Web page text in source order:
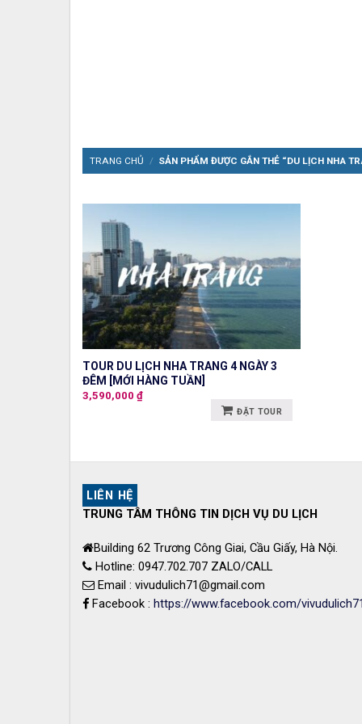
TRANG CHỦ / SẢN PHẨM ĐƯỢC GẮN THẺ “DU LỊCH NHA
TOUR DU LỊCH NHA TRANG 4 NGÀY 3
ĐÊM [MỚI HÀNG TUẦN]
3,590,000 ₫
ĐẶT TOUR
LIÊN HỆ
TRUNG TÂM THÔNG TIN DỊCH VỤ DU LỊCH
Building 62 Trương Công Giai, Cầu Giấy, Hà Nội.
Hotline: 0947.702.707 ZALO/CALL
Email : vivudulich71@gmail.com
Facebook : https://www.facebook.com/vivudulich71